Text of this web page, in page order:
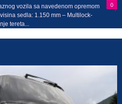
0
vozila sa navedenom opremom
sedla: 1.150 mm – Multilock-
tereta...